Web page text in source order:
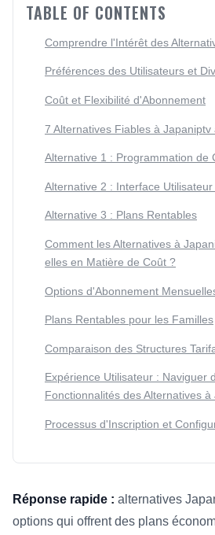
TABLE OF CONTENTS
Comprendre l'Intérêt des
Préférences des Utilisateurs et
Coût et Flexibilité d'Abonnement
7 Alternatives Fiables à Japaniptv
Alternative 1 : Programmation de
Alternative 2 : Interface Utilisateur
Alternative 3 : Plans Rentables
Comment les Alternatives à
elles en Matière de Coût ?
Options d'Abonnement
Plans Rentables pour les Familles
Comparaison des Structures
Expérience Utilisateur : Naviguer
Fonctionnalités des Alternatives à
Processus d'Inscription et
Réponse rapide : alternatives
options qui offrent des plans